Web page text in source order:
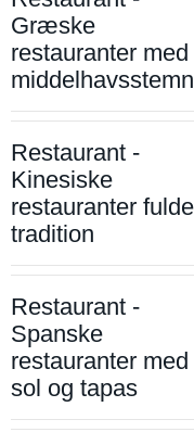
Græske
restauranter med
Restaurant -
Kinesiske
restauranter
tradition
Restaurant -
Spanske
restauranter med
sol og tapas